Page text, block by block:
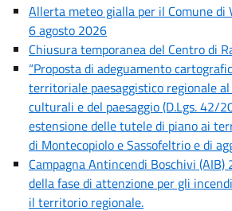
Allerta meteo gialla per il Comune di
6 agosto 2026
Chiusura temporanea del Centro di
“Proposta di adeguamento
territoriale paesaggistico regionale al
culturali e del paesaggio (D.Lgs. 42/
estensione delle tutele di piano ai
di Montecopiolo e Sassofeltrio e di
Campagna Antincendi Boschivi (AIB)
della fase di attenzione per gli
il territorio regionale.